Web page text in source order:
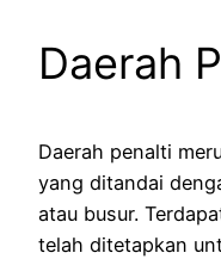
Daerah
Daerah penalti
yang ditandai
atau busur.
telah ditetapkan